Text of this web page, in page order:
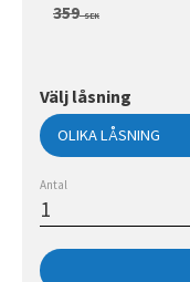
Ordinarie pris:
359SEK
Välj låsning
Antal